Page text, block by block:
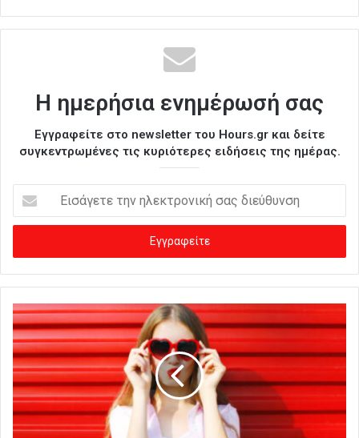
Η ημερήσια ενημέρωσή σας
Εγγραφείτε στο newsletter του Hours.gr και δείτε
συγκεντρωμένες τις κυριότερες ειδήσεις της ημέρας.
σ
γ
ε
ε
τ
η
ν
η
λ
ε
κ